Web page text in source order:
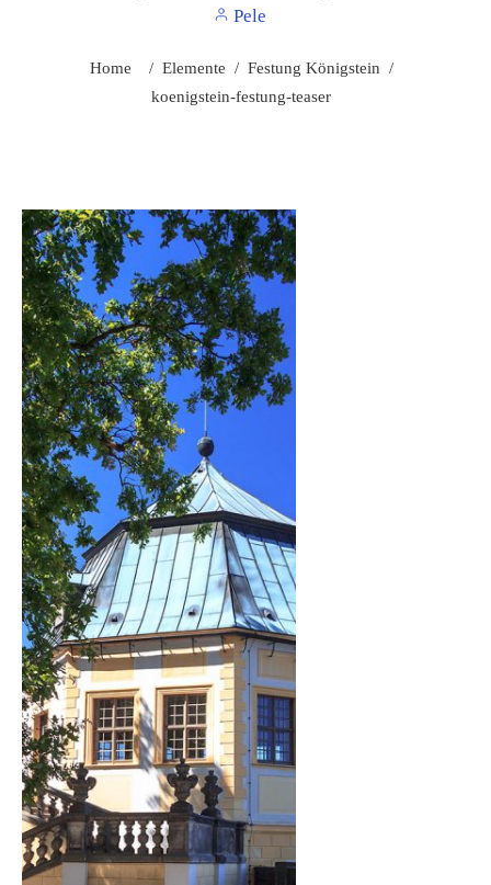
Pele
Home / Elemente / Festung Königstein /
koenigstein-festung-teaser